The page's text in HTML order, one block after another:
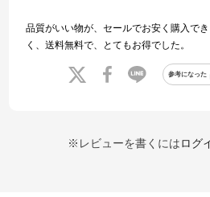
品質がいい物が、セールでお安く購入で
く、送料無料で、とてもお得でした。
参考になった
※レビューを書くにはログ